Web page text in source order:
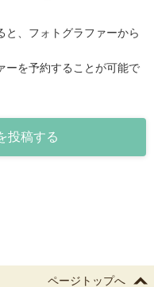
と、フォトグラファーから
ーを予約することが可能で
投稿する
ページトップへ